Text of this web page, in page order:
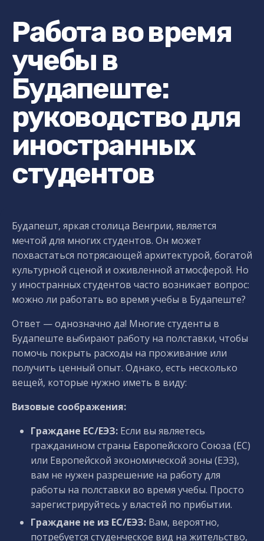
Работа во время
учебы в
Будапеште:
руководство для
иностранных
студентов
Будапешт, яркая столица Венгрии, является
мечтой для многих студентов. Он может
похвастаться потрясающей архитектурой, богатой
культурной сценой и оживленной атмосферой. Но
у иностранных студентов часто возникает вопрос:
можно ли работать во время учебы в Будапеште?
Ответ — однозначно да! Многие студенты в
Будапеште выбирают работу на полставки, чтобы
помочь покрыть расходы на проживание или
получить ценный опыт. Однако, есть несколько
вещей, которые нужно иметь в виду:
Визовые соображения:
Граждане ЕС/ЕЭЗ: Если вы являетесь
гражданином страны Европейского Союза (ЕС)
или Европейской экономической зоны (ЕЭЗ),
вам не нужен разрешение на работу для
работы на полставки во время учебы. Просто
зарегистрируйтесь у властей по прибытии.
Граждане не из ЕС/ЕЭЗ: Вам, вероятно,
потребуется студенческое вид на жительство,